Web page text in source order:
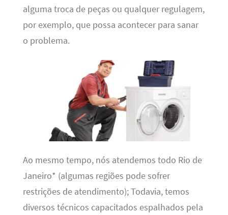
alguma troca de peças ou qualquer regulagem,
por exemplo, que possa acontecer para sanar
o problema.
Ao mesmo tempo, nós atendemos todo Rio de
Janeiro* (algumas regiões pode sofrer
restrições de atendimento); Todavia, temos
diversos técnicos capacitados espalhados pela